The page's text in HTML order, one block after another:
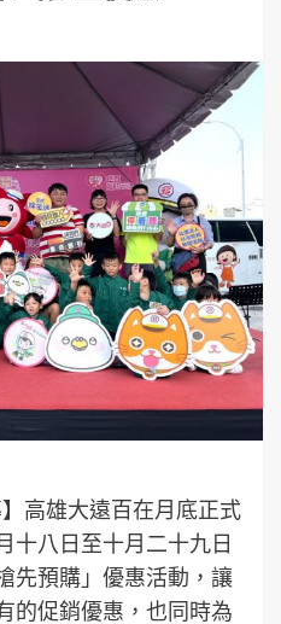
高雄大遠百在月底正式
十八日至十月二十九日
先預購」優惠活動，讓
的促銷優惠，也同時為